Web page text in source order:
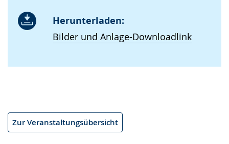
Herunterladen:
Bilder und Anlage-Downloadlink
Zur Veranstaltungsübersicht